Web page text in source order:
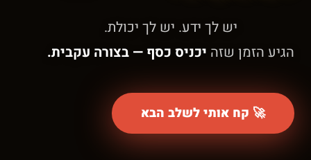
יש לך ידע. יש לך יכולת.
הגיע הזמן שזה יכניס כסף — בצורה עקבית.
🚀 קח אותי לשלב הבא